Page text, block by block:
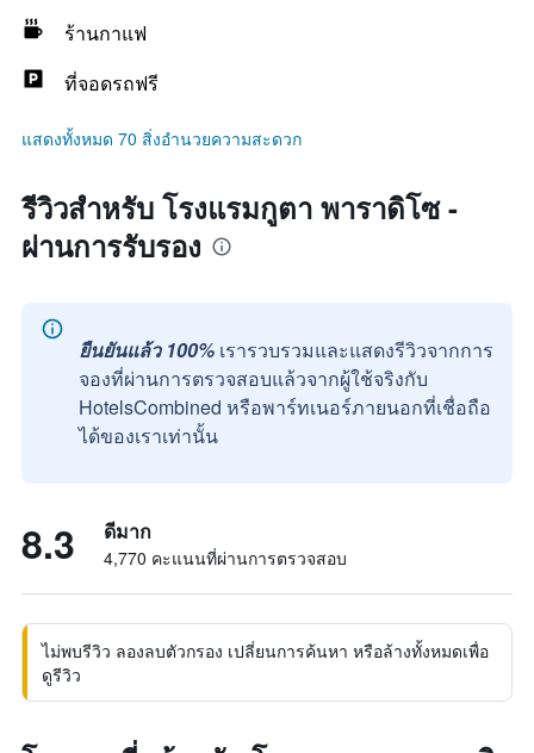
ร้านกาแฟ
ที่จอดรถฟรี
แสดงทั้งหมด 70 สิ่งอำนวยความสะดวก
รีวิวสำหรับ โรงแรมกูตา พาราดิโซ -
ผ่านการรับรอง
ยืนยันแล้ว 100% เรารวบรวมและแสดงรีวิวจากการ
จองที่ผ่านการตรวจสอบแล้วจากผู้ใช้จริงกับ
HotelsCombined หรือพาร์ทเนอร์ภายนอกที่เชื่อถือ
ได้ของเราเท่านั้น
8.3 ดีมาก
4,770 คะแนนที่ผ่านการตรวจสอบ
ไม่พบรีวิว ลองลบตัวกรอง เปลี่ยนการค้นหา หรือล้างทั้งหมดเพื่อ
ดูรีวิว